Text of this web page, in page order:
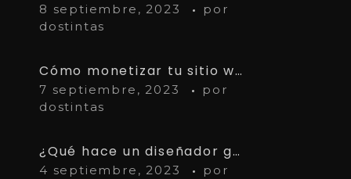
8 septiembre, 2023
por
dostintas
Cómo monetizar tu sitio web con AdSense: Guía paso a paso
7 septiembre, 2023
por
dostintas
¿Qué hace un diseñador gráfico?
4 septiembre, 2023
por